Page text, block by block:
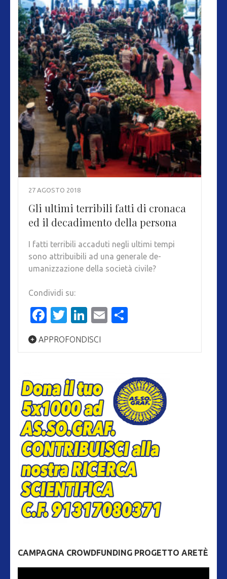
27 AGOSTO 2018
Gli ultimi terribili fatti di cronaca
ed il decadimento della persona
I fatti terribili accaduti negli ultimi tempi
sono attribuibili ad una generale de-
umanizzazione della società civile?
Condividi su:
Facebook
Twitter
LinkedIn
Email
APPROFONDISCI
CAMPAGNA CROWDFUNDING PROGETTO ARETÈ